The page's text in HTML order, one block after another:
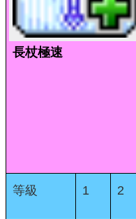
長杖極速
等級 1 2